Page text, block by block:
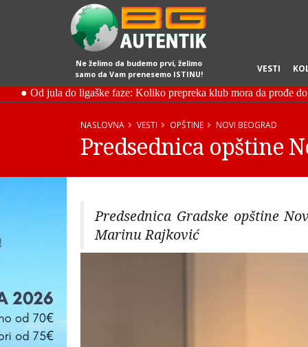
Ne želimo da budemo prvi, želimo
samo da Vam prenesemo ISTINU!
VESTI
NASLOVNA VESTI OPŠTINE NOVI BEOGRAD
Predsednica opštine
Predsednica Gradske opštine
Marinu Rajković